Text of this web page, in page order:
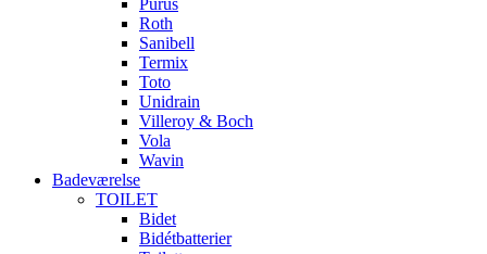
Purus
Roth
Sanibell
Termix
Toto
Unidrain
Villeroy & Boch
Vola
Wavin
Badeværelse
TOILET
Bidet
Bidétbatterier